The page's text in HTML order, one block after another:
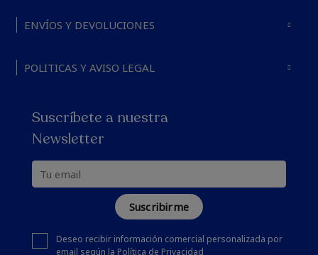
ENVÍOS Y DEVOLUCIONES
POLITICAS Y AVISO LEGAL
Suscríbete a nuestra
Newsletter
Suscribirme
Deseo recibir información comercial personalizada por
email según la Política de Privacidad